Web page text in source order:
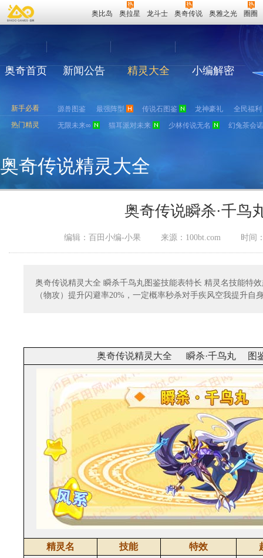
奥比岛 奥拉星 龙斗士 奥奇传说 奥雅之光 圈圈
奥奇首页 新闻公告 精灵大全 小编解密
新手必看 源兽图鉴 最强阵型 传说石图鉴 龙神豪礼
全民福利
热门精灵
无限未来∞ 猫耳派对未来 少林传说无名 幻兔茶会
奥奇传说精灵大全
奥奇传说瞬杀·千鸟
编辑：百田小编-小果 来源： 100bt.com 时间
奥奇传说精灵大全 瞬杀千鸟丸图鉴技能表特长 精灵名技能特
（物攻）提升闪避率20%，一定概率秒杀对手疾风空我提升自
奥奇传说精灵大全 瞬杀·千鸟丸 图
精灵名 技能 特效